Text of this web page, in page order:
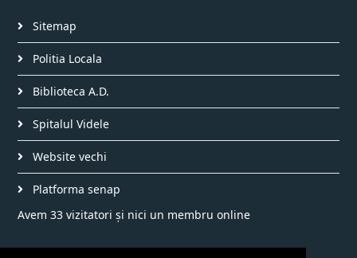
Sitemap
Politia Locala
Biblioteca A.D.
Spitalul Videle
Website vechi
Platforma senap
Avem 33 vizitatori și nici un membru online